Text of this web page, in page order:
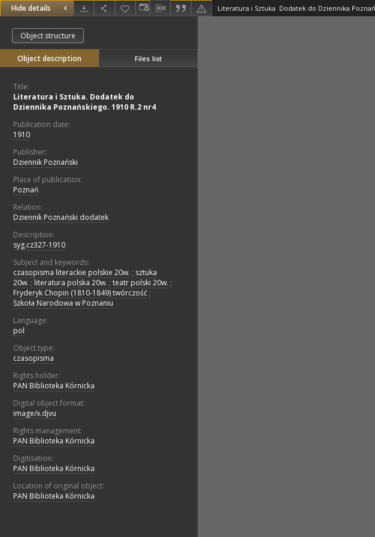
Hide details
Object structure
Object description Files list
Title:
Literatura i Sztuka. Dodatek do
Dziennika Poznańskiego. 1910 R.2 nr4
Publication date:
1910
Publisher:
Dziennik Poznański
Place of publication:
Poznań
Relation:
Dziennik Poznański dodatek
Description:
syg.cz327-1910
Subject and keywords:
czasopisma literackie polskie 20w. ; sztuka
20w. ; literatura polska 20w. ; teatr polski 20w. ;
Fryderyk Chopin (1810-1849) twórczość ;
Szkoła Narodowa w Poznaniu
Language:
pol
Object type:
czasopisma
Rights holder:
PAN Biblioteka Kórnicka
Digital object format:
image/x.djvu
Rights management:
PAN Biblioteka Kórnicka
Digitisation:
PAN Biblioteka Kórnicka
Location of original object:
PAN Biblioteka Kórnicka